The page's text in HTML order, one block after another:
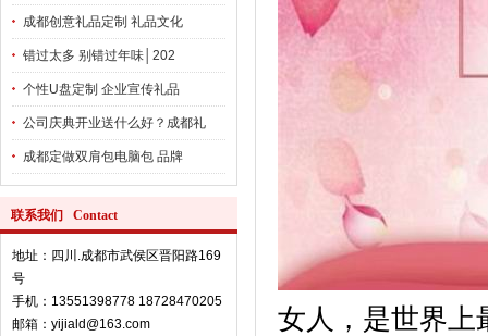
成都创意礼品定制 礼品文化
错过太多 别错过年味│202
个性U盘定制 企业宣传礼品
公司庆典开业送什么好？成都礼
成都定做双肩包电脑包 品牌
联系我们 Contact
地址：四川.成都市武侯区晋阳路169
号
手机：13551398778 18728470205
邮箱：yijiald@163.com
女人，是世界上